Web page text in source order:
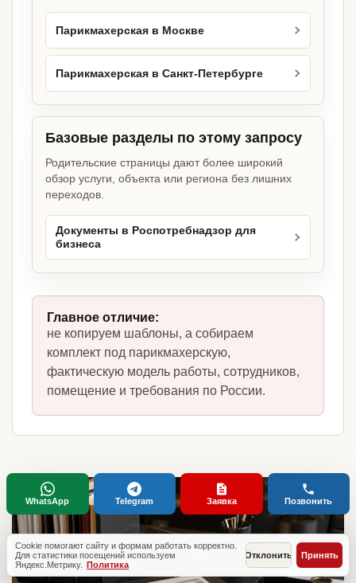
Парикмахерская в Москве
Парикмахерская в Санкт-Петербурге
Базовые разделы по этому запросу
Родительские страницы дают более широкий
обзор услуги, объекта или региона без лишних
переходов.
Документы в Роспотребнадзор для
бизнеса
Главное отличие:
не копируем шаблоны, а собираем
комплект под парикмахерскую,
фактическую модель работы, сотрудников,
помещение и требования по России.
Cookie помогают сайту и формам работать корректно.
Для статистики посещений используем
Яндекс.Метрику. Политика
Отклонить Принять
WhatsApp Telegram Заявка Позвонить